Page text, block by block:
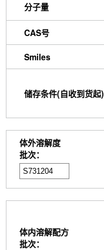
分子量
CAS号
Smiles
储存条件(自收到货起)
体外溶解度
批次：
体内溶解配方
批次：